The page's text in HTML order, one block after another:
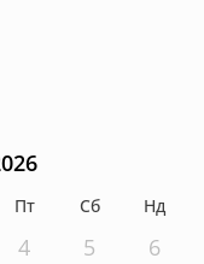
Пт Сб Нд
4 5 6